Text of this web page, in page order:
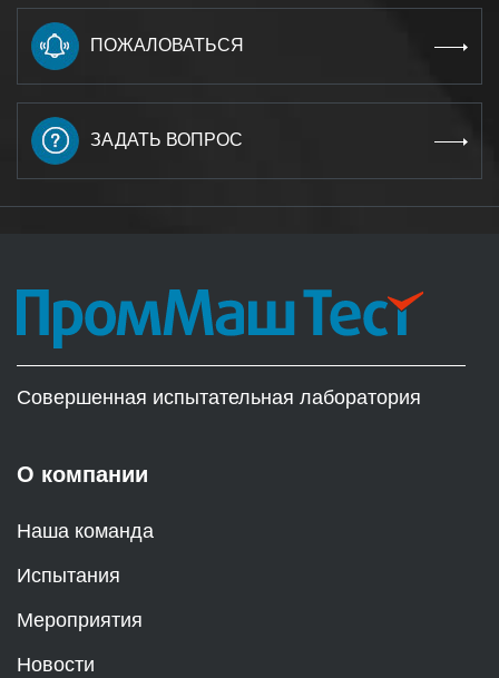
ПОЖАЛОВАТЬСЯ
ЗАДАТЬ ВОПРОС
Совершенная испытательная лаборатория
О компании
Наша команда
Испытания
Мероприятия
Новости